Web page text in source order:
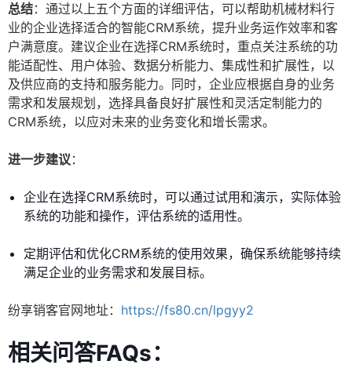
总结：通过以上五个方面的详细评估，可以帮助机械材料行
业的企业选择适合的智能CRM系统，提升业务运作效率和客
户满意度。建议企业在选择CRM系统时，重点关注系统的功
能适配性、用户体验、数据分析能力、集成性和扩展性，以
及供应商的支持和服务能力。同时，企业应根据自身的业务
需求和发展规划，选择具备良好扩展性和灵活定制能力的
CRM系统，以应对未来的业务变化和增长需求。
进一步建议：
企业在选择CRM系统时，可以通过试用和演示，实际体验
系统的功能和操作，评估系统的适用性。
定期评估和优化CRM系统的使用效果，确保系统能够持续
满足企业的业务需求和发展目标。
纷享销客官网地址： https://fs80.cn/lpgyy2
相关问答FAQs：